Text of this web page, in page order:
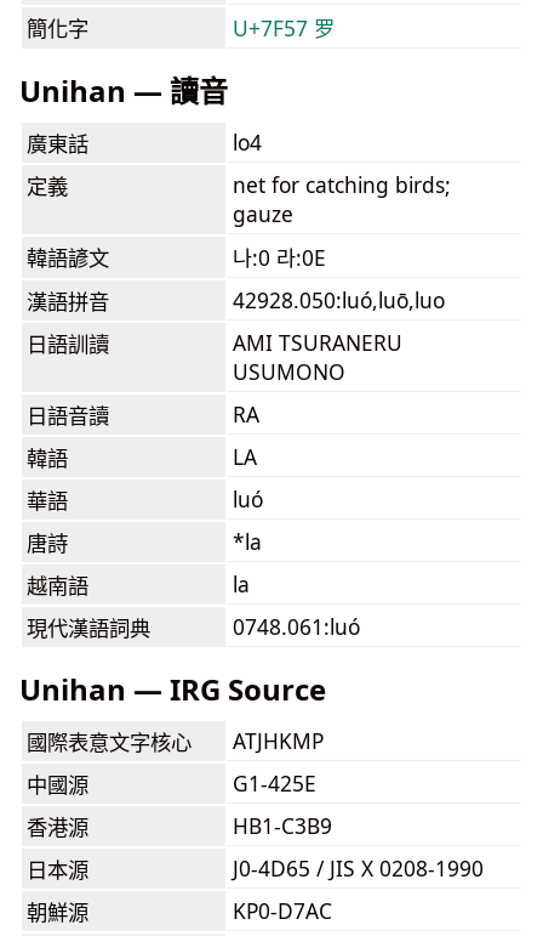
簡化字 U+7F57 罗
Unihan — 讀音
廣東話
lo4
定義
net for catching birds;
gauze
韓語諺文
나:0 라:0E
漢語拼音
42928.050:luó,luō,luo
日語訓讀
AMI TSURANERU
USUMONO
日語音讀
RA
韓語
LA
華語
luó
唐詩
*la
越南語
la
現代漢語詞典
0748.061:luó
Unihan — IRG Source
國際表意文字核心
ATJHKMP
中國源
G1-425E
香港源
HB1-C3B9
日本源
J0-4D65 / JIS X 0208-1990
朝鮮源
KP0-D7AC